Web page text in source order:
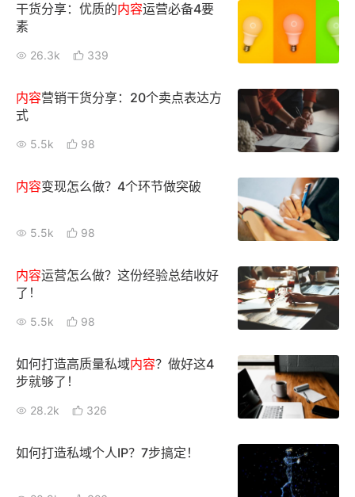
干货分享：优质的内容运营必备4要
素
26.3k 339
内容营销干货分享：20个卖点表达方
式
5.5k 98
内容变现怎么做？4个环节做突破
5.5k 98
内容运营怎么做？这份经验总结收好
了！
5.5k 98
如何打造高质量私域内容？做好这4
步就够了！
28.2k 326
如何打造私域个人IP？7步搞定！